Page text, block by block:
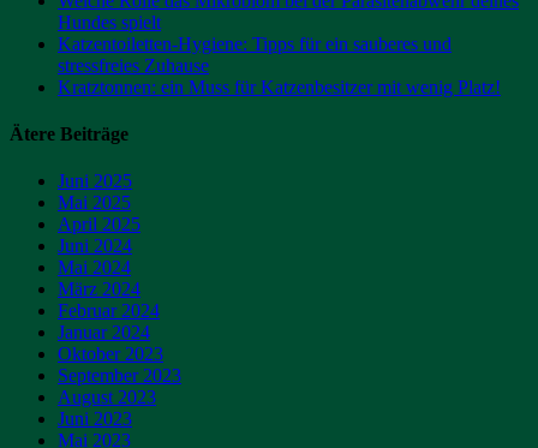
Hundes spielt
Katzentoiletten-Hygiene: Tipps für ein sauberes und
stressfreies Zuhause
Kratztonnen: ein Muss für Katzenbesitzer mit wenig Platz!
Ätere Beiträge
Juni 2025
Mai 2025
April 2025
Juni 2024
Mai 2024
März 2024
Februar 2024
Januar 2024
Oktober 2023
September 2023
August 2023
Juni 2023
Mai 2023